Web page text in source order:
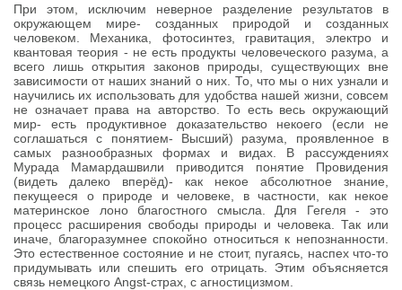
При этом, исключим неверное разделение результатов в
окружающем мире- созданных природой и созданных
человеком. Механика, фотосинтез, гравитация, электро и
квантовая теория - не есть продукты человеческого разума, а
всего лишь открытия законов природы, существующих вне
зависимости от наших знаний о них. То, что мы о них узнали и
научились их использовать для удобства нашей жизни, совсем
не означает права на авторство. То есть весь окружающий
мир- есть продуктивное доказательство некоего (если не
соглашаться с понятием- Высший) разума, проявленное в
самых разнообразных формах и видах. В рассуждениях
Мурада Мамардашвили приводится понятие Провидения
(видеть далеко вперёд)- как некое абсолютное знание,
пекущееся о природе и человеке, в частности, как некое
материнское лоно благостного смысла. Для Гегеля - это
процесс расширения свободы природы и человека. Так или
иначе, благоразумнее спокойно относиться к непознанности.
Это естественное состояние и не стоит, пугаясь, наспех что-то
придумывать или спешить его отрицать. Этим объясняется
связь немецкого Angst-страх, с агностицизмом.